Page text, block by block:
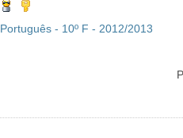
Português - 10º F - 2012/2013